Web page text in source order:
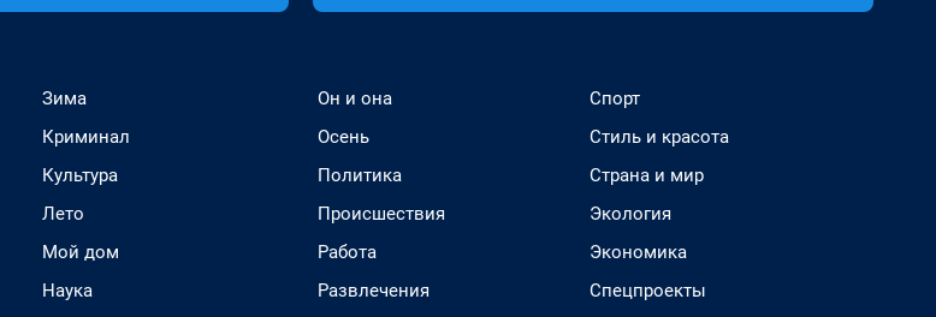
Зима
Криминал
Культура
Лето
Мой дом
Наука
Он и она
Осень
Политика
Происшествия
Работа
Развлечения
Спорт
Стиль и красота
Страна и мир
Экология
Экономика
Спецпроекты